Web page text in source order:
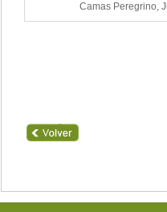
Camas Peregrino,